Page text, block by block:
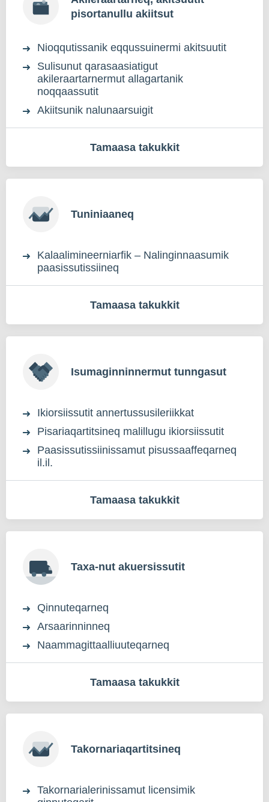
pisortanullu akiitsut
Nioqqutissanik eqqussuinermi akitsuutit
Sulisunut qarasaasiatigut
akileraartarnermut allagartanik
noqqaassutit
Akiitsunik nalunaarsuigit
Tamaasa takukkit
Tuniniaaneq
Kalaalimineerniarfik – Nalinginnaasumik
paasissutissiineq
Tamaasa takukkit
Isumaginninnermut tunngasut
Ikiorsiissutit annertussusileriikkat
Pisariaqartitsineq malillugu ikiorsiissutit
Paasissutissiinissamut pisussaaffeqarneq
il.il.
Tamaasa takukkit
Taxa-nut akuersissutit
Qinnuteqarneq
Arsaarinninneq
Naammagittaalliuuteqarneq
Tamaasa takukkit
Takornariaqartitsineq
Takornarialerinissamut licensimik